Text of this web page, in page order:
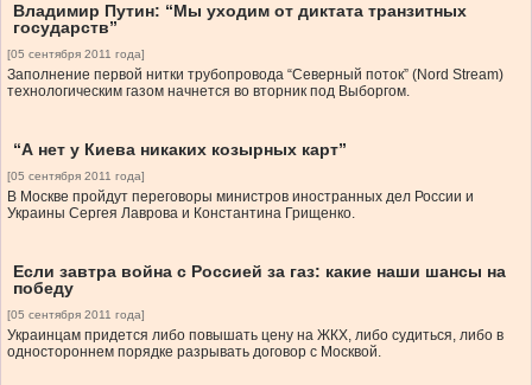
Владимир Путин: “Мы уходим от диктата транзитных
государств”
[05 сентября 2011 года]
Заполнение первой нитки трубопровода “Северный поток” (Nord Stream)
технологическим газом начнется во вторник под Выборгом.
“А нет у Киева никаких козырных карт”
[05 сентября 2011 года]
В Москве пройдут переговоры министров иностранных дел России и
Украины Сергея Лаврова и Константина Грищенко.
Если завтра война с Россией за газ: какие наши шансы на
победу
[05 сентября 2011 года]
Украинцам придется либо повышать цену на ЖКХ, либо судиться, либо в
одностороннем порядке разрывать договор с Москвой.